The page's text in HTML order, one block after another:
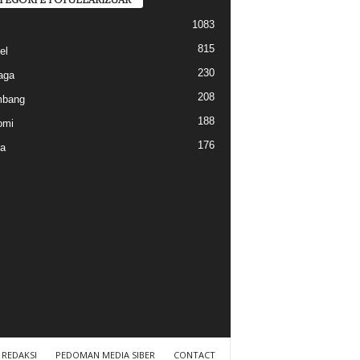
1083
815
230
208
188
176
REDAKSI PEDOMAN MEDIA SIBER CONTACT